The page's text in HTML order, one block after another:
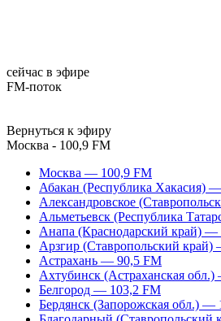
сейчас в эфире
FM-поток
Вернуться к эфиру
Москва - 100,9 FM
Москва — 100,9 FM
Абакан (Республика Хакасия)
Александровское
Альметьевск (Республика
Анапа (Краснодарский край) —
Арзгир (Ставропольский
Астрахань — 90,5 FM
Ахтубинск (Астраханская
Белгород — 103,2 FM
Бердянск (Запорожская обл.) —